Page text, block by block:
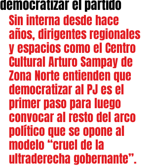
democratizar el partido
Sin interna desde hace
años, dirigentes regionales
y espacios como el Centro
Cultural Arturo Sampay de
Zona Norte entienden que
democratizar al PJ es el
primer paso para luego
convocar al resto del arco
político que se opone al
modelo “cruel de la
ultraderecha gobernante”.